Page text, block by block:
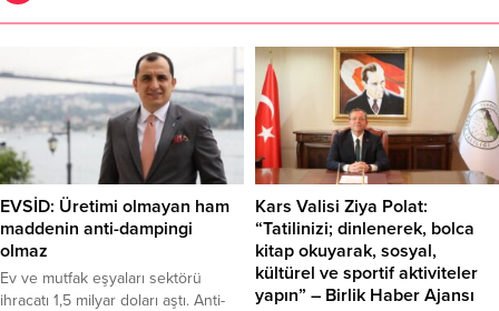
EVSİD: Üretimi olmayan ham
maddenin anti-dampingi
olmaz
Ev ve mutfak eşyaları sektörü
ihracatı 1,5 milyar doları aştı. Anti-
Kars Valisi Ziya Polat:
“Tatilinizi; dinlenerek, bolca
kitap okuyarak, sosyal,
kültürel ve sportif aktiviteler
yapın” – Birlik Haber Ajansı